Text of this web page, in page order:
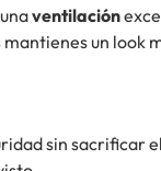
ventilación
un look
sin